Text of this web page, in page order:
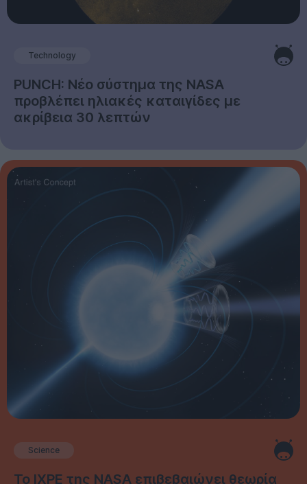
Technology
PUNCH: Νέο σύστημα της NASA
προβλέπει ηλιακές καταιγίδες με
ακρίβεια 30 λεπτών
Science
Το IXPE της NASA επιβεβαιώνει θεωρία